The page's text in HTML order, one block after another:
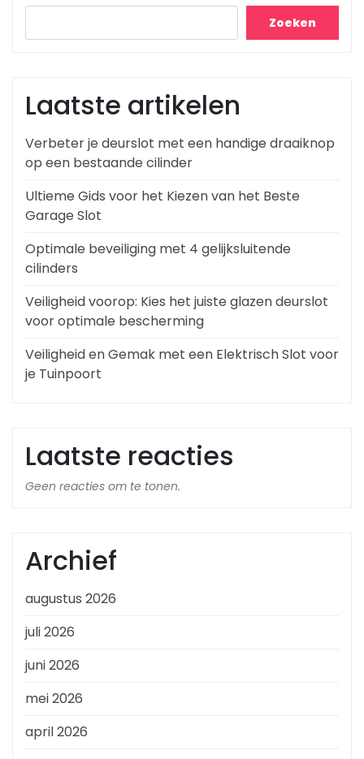
Zoeken
Laatste artikelen
Verbeter je deurslot met een handige draaiknop
op een bestaande cilinder
Ultieme Gids voor het Kiezen van het Beste
Garage Slot
Optimale beveiliging met 4 gelijksluitende
cilinders
Veiligheid voorop: Kies het juiste glazen deurslot
voor optimale bescherming
Veiligheid en Gemak met een Elektrisch Slot voor
je Tuinpoort
Laatste reacties
Geen reacties om te tonen.
Archief
augustus 2026
juli 2026
juni 2026
mei 2026
april 2026